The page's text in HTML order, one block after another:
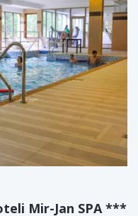
Mir-Jan SPA ***